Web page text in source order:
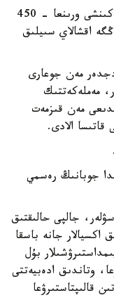
- ءبىرىنشى ورىنعا - 600 مىڭ تەڭگە، ەكىنشى ورىنعا - 450
ورىنعا 300 مىڭ تەڭگە اقشالاي سىيلىق
مەن جوعارى
مەملەكەتتىك
مەن قىزمەت
قاتىسا الادى.
جوبانىڭ رەسمي
جالپى حالىقتىق
اكسيالار جانە باسقا
بۇل
وتاندىق ادەبيەتتى
قالىپتاستىرۋعا